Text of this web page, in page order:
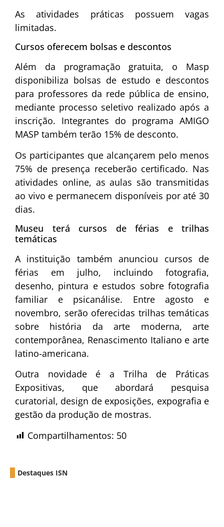
As atividades práticas possuem vagas
limitadas.
Cursos oferecem bolsas e descontos
Além da programação gratuita, o Masp
disponibiliza bolsas de estudo e descontos
para professores da rede pública de ensino,
mediante processo seletivo realizado após a
inscrição. Integrantes do programa AMIGO
MASP também terão 15% de desconto.
Os participantes que alcançarem pelo menos
75% de presença receberão certificado. Nas
atividades online, as aulas são transmitidas
ao vivo e permanecem disponíveis por até 30
dias.
Museu terá cursos de férias e trilhas
temáticas
A instituição também anunciou cursos de
férias em julho, incluindo fotografia,
desenho, pintura e estudos sobre fotografia
familiar e psicanálise. Entre agosto e
novembro, serão oferecidas trilhas temáticas
sobre história da arte moderna, arte
contemporânea, Renascimento Italiano e arte
latino-americana.
Outra novidade é a Trilha de Práticas
Expositivas, que abordará pesquisa
curatorial, design de exposições, expografia e
gestão da produção de mostras.
Compartilhamentos: 50
Destaques ISN